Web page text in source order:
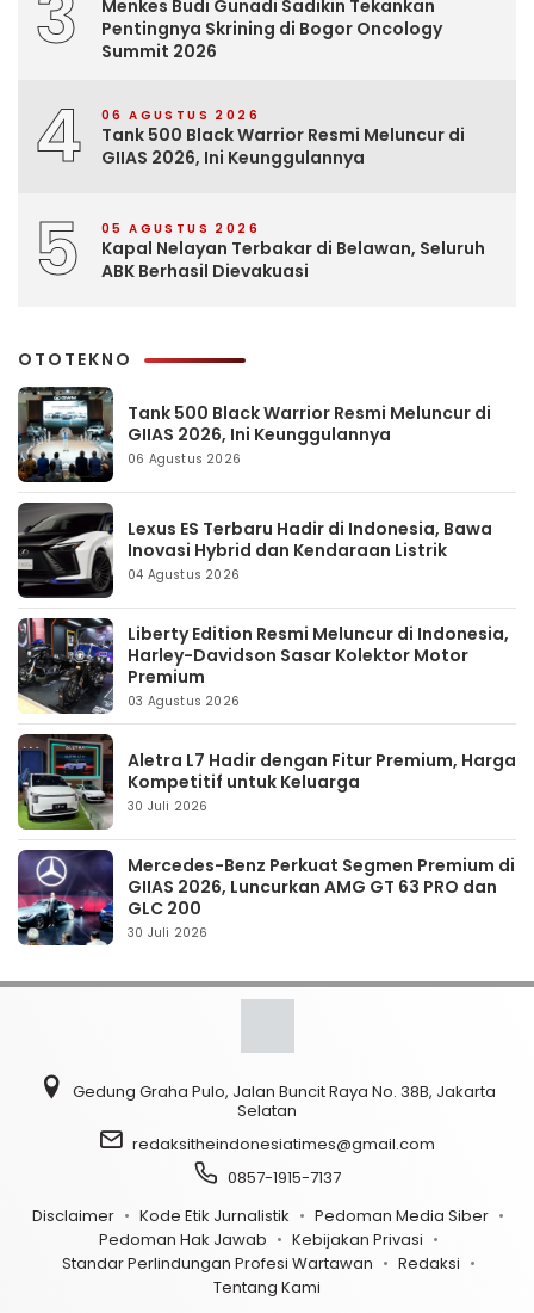
Menkes Budi Gunadi Sadikin Tekankan
Pentingnya Skrining di Bogor Oncology
Summit 2026
4 06 AGUSTUS 2026
Tank 500 Black Warrior Resmi Meluncur di
GIIAS 2026, Ini Keunggulannya
5 05 AGUSTUS 2026
Kapal Nelayan Terbakar di Belawan, Seluruh
ABK Berhasil Dievakuasi
OTOTEKNO
Tank 500 Black Warrior Resmi Meluncur di
GIIAS 2026, Ini Keunggulannya
06 Agustus 2026
Lexus ES Terbaru Hadir di Indonesia, Bawa
Inovasi Hybrid dan Kendaraan Listrik
04 Agustus 2026
Liberty Edition Resmi Meluncur di Indonesia,
Harley-Davidson Sasar Kolektor Motor
Premium
03 Agustus 2026
Aletra L7 Hadir dengan Fitur Premium, Harga
Kompetitif untuk Keluarga
30 Juli 2026
Mercedes-Benz Perkuat Segmen Premium di
GIIAS 2026, Luncurkan AMG GT 63 PRO dan
GLC 200
30 Juli 2026
Gedung Graha Pulo, Jalan Buncit Raya No. 38B, Jakarta
Selatan
redaksitheindonesiatimes@gmail.com
0857-1915-7137
Disclaimer
Kode Etik Jurnalistik
Pedoman Media Siber
Pedoman Hak Jawab
Kebijakan Privasi
Standar Perlindungan Profesi Wartawan
Redaksi
Tentang Kami